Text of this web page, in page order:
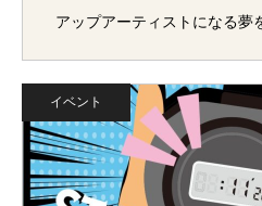
アップアーティストになる夢
イベント